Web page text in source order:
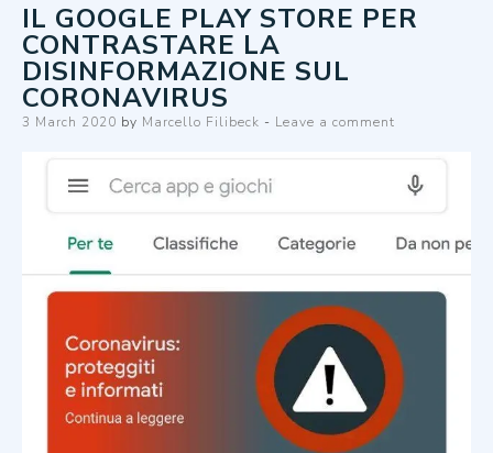
IL GOOGLE PLAY STORE PER
CONTRASTARE LA
DISINFORMAZIONE SUL
CORONAVIRUS
Posted
3 March 2020 by Marcello Filibeck Leave a comment